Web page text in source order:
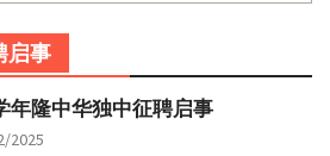
启事
年隆中华独中征聘启事
2025